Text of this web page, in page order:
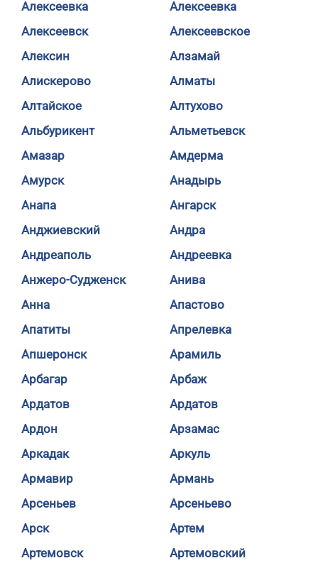
Алексеевка
Алексеевка
Алексеевск
Алексеевское
Алексин
Алзамай
Алискерово
Алматы
Алтайское
Алтухово
Альбурикент
Альметьевск
Амазар
Амдерма
Амурск
Анадырь
Анапа
Ангарск
Анджиевский
Андра
Андреаполь
Андреевка
Анжеро-Судженск
Анива
Анна
Апастово
Апатиты
Апрелевка
Апшеронск
Арамиль
Арбагар
Арбаж
Ардатов
Ардатов
Ардон
Арзамас
Аркадак
Аркуль
Армавир
Армань
Арсеньев
Арсеньево
Арск
Артем
Артемовск
Артемовский